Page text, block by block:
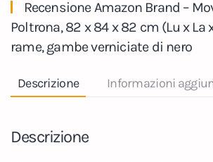
Recensione Amazon Brand –
Poltrona, 82 x 84 x 82 cm (Lu x La
rame, gambe verniciate di nero
Descrizione Informazioni
Descrizione